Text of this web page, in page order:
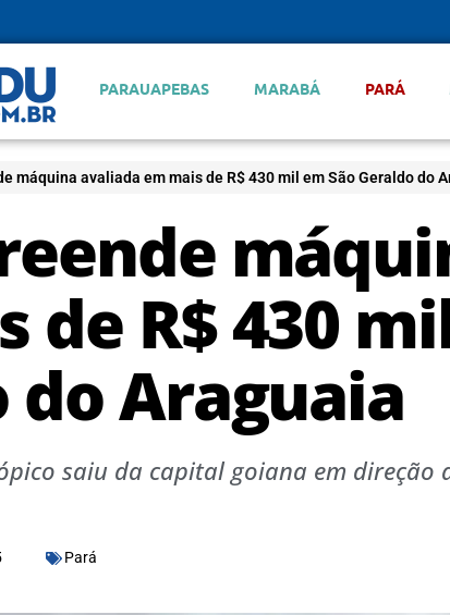
PARAUAPEBAS MARABÁ PARÁ
máquina avaliada em mais de R$ 430 mil em São Geraldo do
de R$ 430
do Araguaia
saiu da capital goiana em direção
Pará